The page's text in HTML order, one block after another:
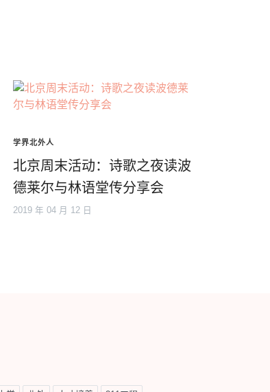
学界北外人
北京周末活动：诗歌之夜读波
德莱尔与林语堂传分享会
2019 年 04 月 12 日